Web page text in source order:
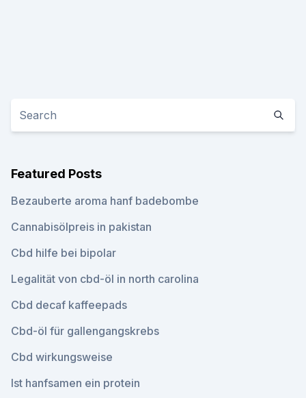
Featured Posts
Bezauberte aroma hanf badebombe
Cannabisölpreis in pakistan
Cbd hilfe bei bipolar
Legalität von cbd-öl in north carolina
Cbd decaf kaffeepads
Cbd-öl für gallengangskrebs
Cbd wirkungsweise
Ist hanfsamen ein protein